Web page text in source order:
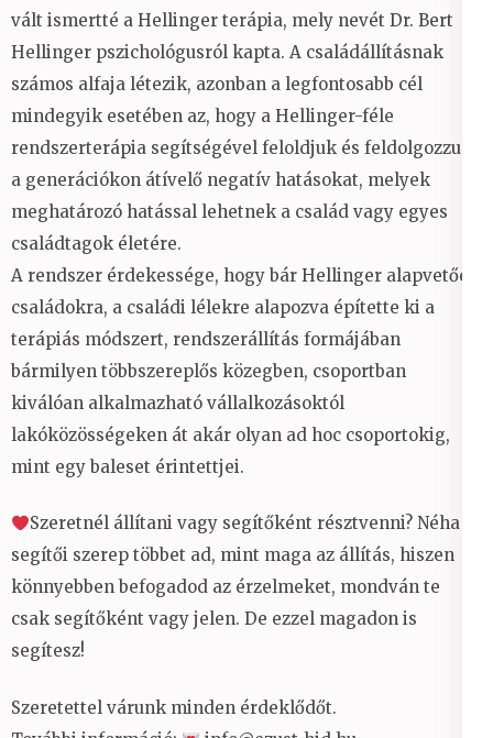
vált ismertté a Hellinger terápia, mely nevét Dr. Bert
Hellinger pszichológusról kapta. A családállításnak
számos alfaja létezik, azonban a legfontosabb cél
mindegyik esetében az, hogy a Hellinger-féle
rendszerterápia segítségével feloldjuk és feldolgozzuk
a generációkon átívelő negatív hatásokat, melyek
meghatározó hatással lehetnek a család vagy egyes
családtagok életére.
A rendszer érdekessége, hogy bár Hellinger alapvetően
családokra, a családi lélekre alapozva építette ki a
terápiás módszert, rendszerállítás formájában
bármilyen többszereplős közegben, csoportban
kiválóan alkalmazható vállalkozásoktól
lakóközösségeken át akár olyan ad hoc csoportokig,
mint egy baleset érintettjei.
Szeretnél állítani vagy segítőként résztvenni? Néha a
segítői szerep többet ad, mint maga az állítás, hiszen
könnyebben befogadod az érzelmeket, mondván te
csak segítőként vagy jelen. De ezzel magadon is
segítesz!
Szeretettel várunk minden érdeklődőt.